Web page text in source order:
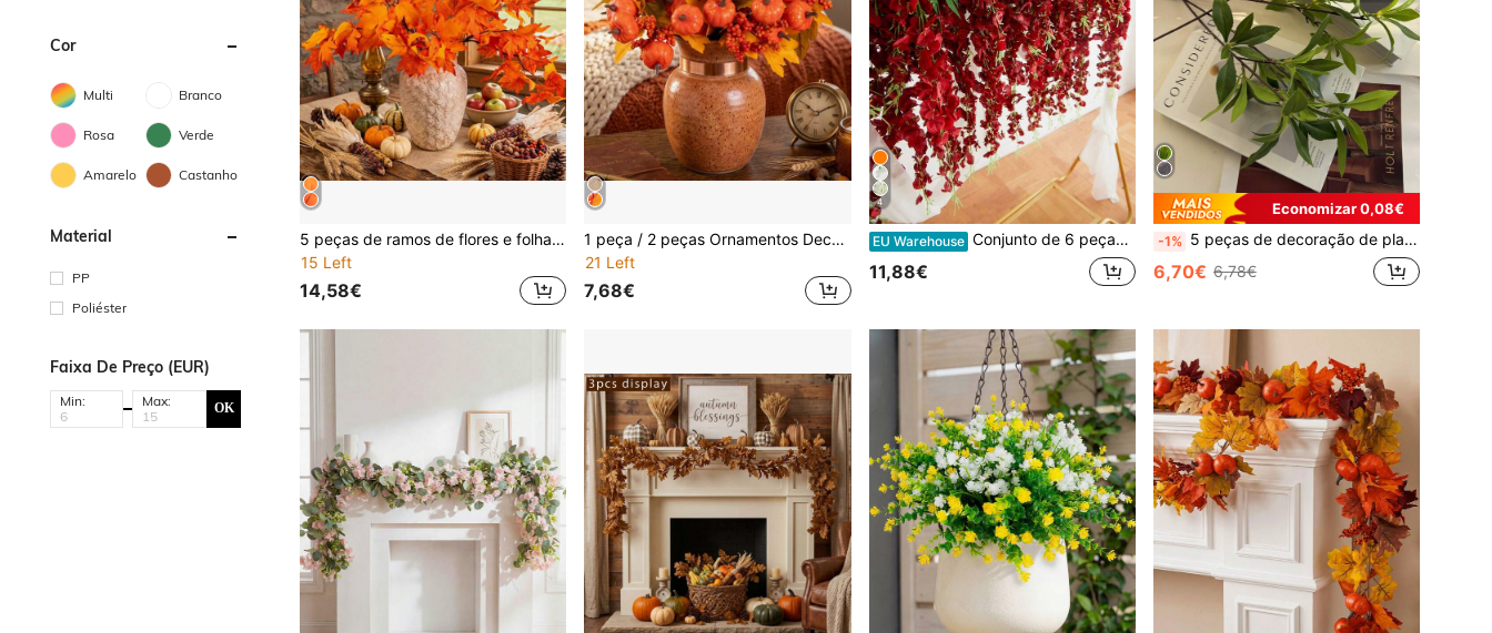
Cor
Multi Branco
Rosa Verde
Amarelo Castanho
Material
PP
Poliéster
Faixa De Preço (EUR)
Min: Max: OK
5 peças de ramos de flores e folhas de outono, caules artificiais de folha de ácer laranja, caules florais falsos de outono para arranjos de vaso, decoração de casa, cenas de estilo country americano, centro de mesa de Ação de Graças, decoração de lareira e Halloween
15 Left
14,58€
1 peça / 2 peças Ornamentos Decorativos de Halloween, Ramos Artificiais de Abóbora e Folha de Bordo, Hastes Decorativas de Halloween, Adequados para Interior de Casa, Arranjo Floral de Vaso para Festa, Várias Cores Disponíveis
21 Left
7,68€
4
EU Warehouse Conjunto de 6 peças (100 cm) de trepadeira artificial de flores de soja, ideal para decoração de quartos, de casamento, casas, jardins e tetos, em todas as estações do ano. Perfeita para todas as estações.
11,88€
Economizar 0,08€
-1% 5 peças de decoração de planta de eucalipto, adequada para primavera/verão, decoração para sala de jantar, quarto, escritório, casamento, mesa, móveis, vasos, faça você mesmo, presentes de feriado
6,70€ 6,78€